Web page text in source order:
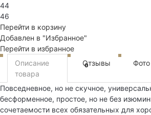
44
46
Перейти в корзину
Добавлен в "Избранное"
Перейти в избранное
Описание
товара
Отзывы
0 Фото
Повседневное, но не скучное,
бесформенное, простое, но не без
сочетаемости всех обязательных для